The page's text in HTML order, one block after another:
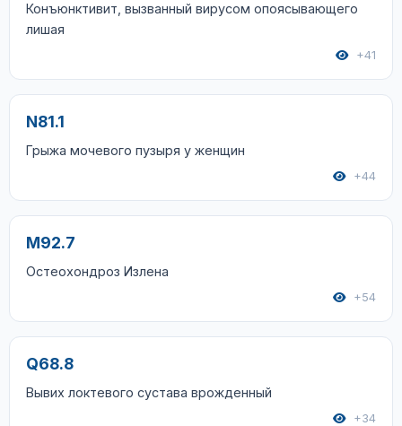
Конъюнктивит, вызванный вирусом опоясывающего
лишая
+41
N81.1
Грыжа мочевого пузыря у женщин
+44
M92.7
Остеохондроз Излена
+54
Q68.8
Вывих локтевого сустава врожденный
+34